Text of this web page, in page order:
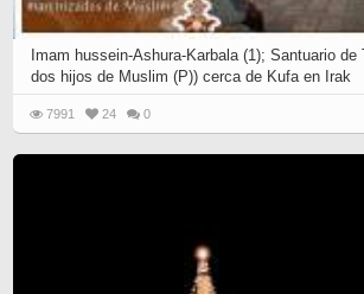
Imam hussein-Ashura-Karbala (1); Santuario
dos hijos de Muslim (P)) cerca de Kufa en Irak
7991 24 0